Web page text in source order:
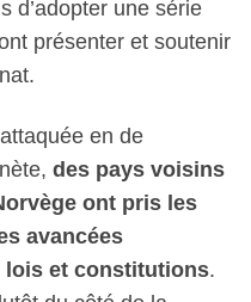
d’adopter une série
présenter et soutenir
en de
des pays voisins
ont pris les
avancées
lois et constitutions.